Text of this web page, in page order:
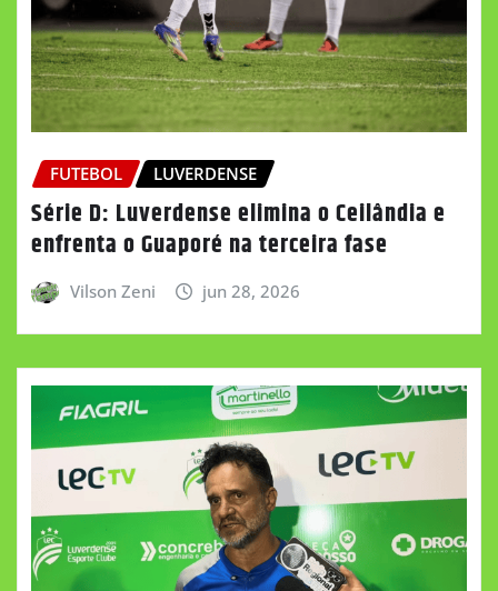
FUTEBOL LUVERDENSE
Série D: Luverdense elimina o Ceilândia e
enfrenta o Guaporé na terceira fase
Vilson Zeni jun 28, 2026